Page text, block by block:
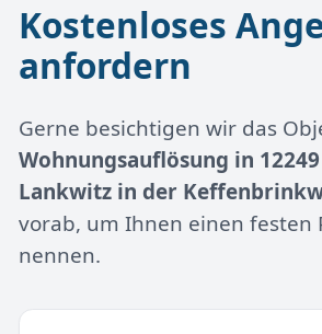
Kostenloses
anfordern
Gerne besichtigen wir das
Wohnungsauflösung in
Lankwitz in der
vorab, um Ihnen einen festen
nennen.